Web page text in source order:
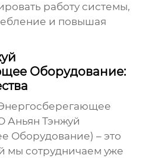
работу системы,
и повышая
Оборудование:
Аньян Тэнжуй
Оборудование) – это
мы сотрудничаем уже